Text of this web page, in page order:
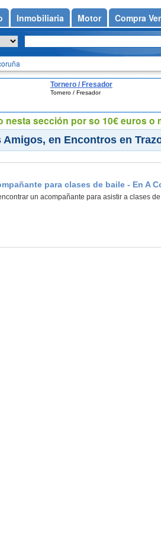
Tornero / Fresador
Tornero / Fresador
en Encontros en
para clases de baile - En A
un acompañante para asistir a clases
Inmobiliaria Motor Compra
nesta sección por so 10€ euros o